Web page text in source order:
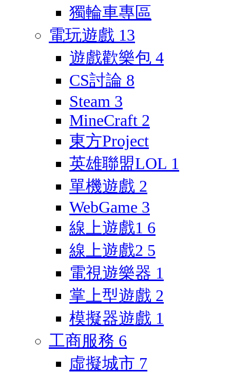
獨輪車專區
電玩遊戲 13
遊戲歡樂包 4
CS討論 8
Steam 3
MineCraft 2
東方Project
英雄聯盟LOL 1
單機遊戲 2
WebGame 3
線上遊戲1 6
線上遊戲2 5
電視遊樂器 1
掌上型遊戲 2
模擬器遊戲 1
工商服務 6
虛擬城市 7